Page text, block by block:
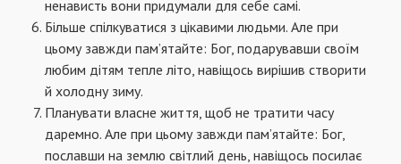
ненависть вони придумали для себе самі.
Більше спілкуватися з цікавими людьми. Але при
цьому завжди пам’ятайте: Бог, подарувавши своїм
любим дітям тепле літо, навіщось вирішив створити
й холодну зиму.
Планувати власне життя, щоб не тратити часу
даремно. Але при цьому завжди пам’ятайте: Бог,
пославши на землю світлий день, навіщось посилає